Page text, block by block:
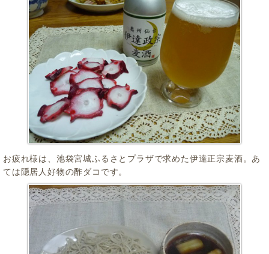
お疲れ様は、池袋宮城ふるさとプラザで求めた伊達正宗麦酒。あ
ては隠居人好物の酢ダコです。